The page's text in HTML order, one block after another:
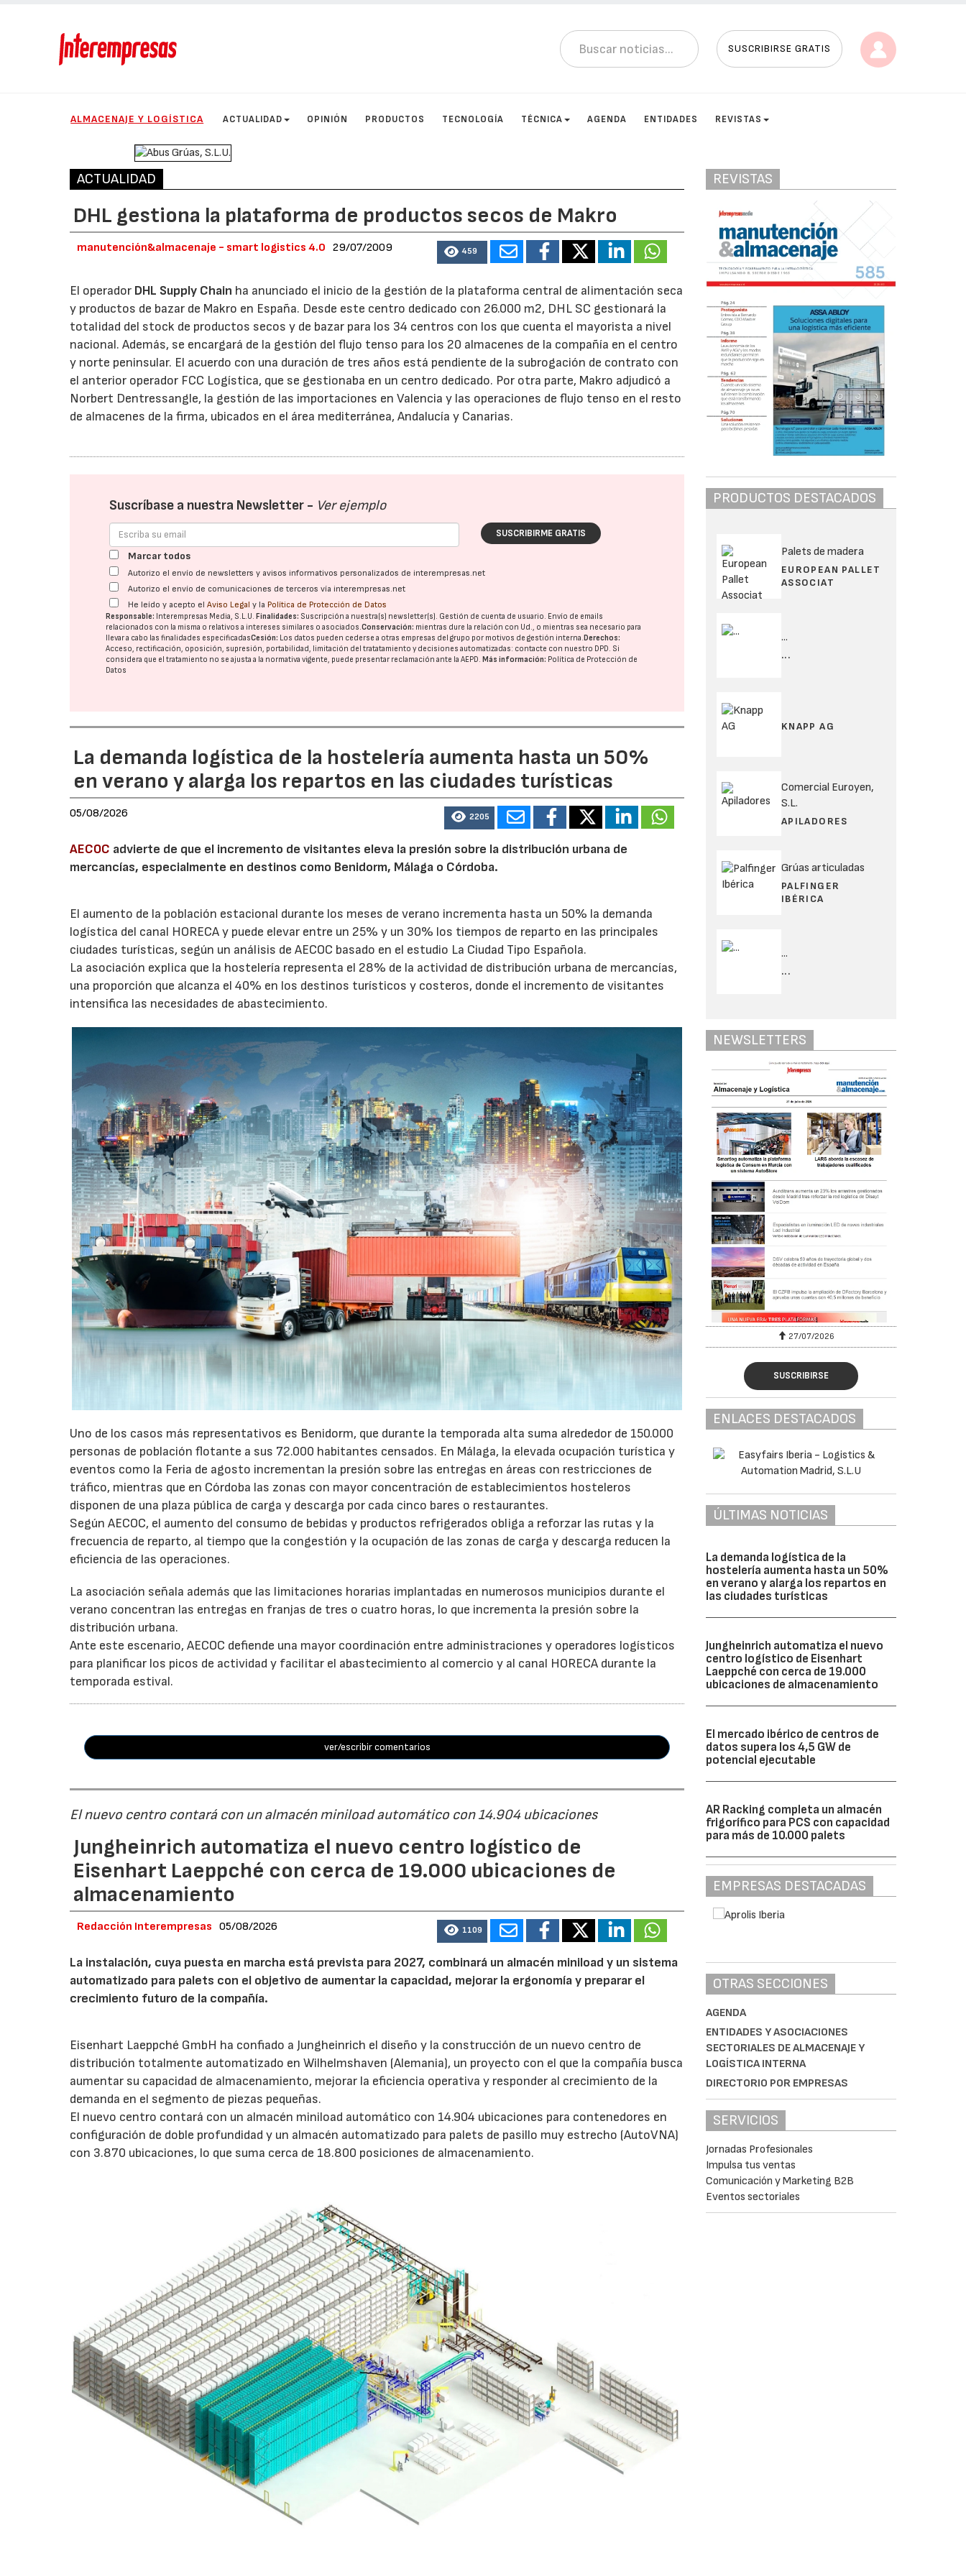
SUSCRIBIRSE GRATIS
ALMACENAJE Y LOGÍSTICA ACTUALIDAD OPINIÓN PRODUCTOS TECNOLOGÍA TÉCNICA AGENDA ENTIDADES REVISTAS
ACTUALIDAD
DHL gestiona la plataforma de productos secos de Makro
manutención&almacenaje - smart logistics 4.0 29/07/2009 459
El operador DHL Supply Chain ha anunciado el inicio de la gestión de la plataforma central de alimentación seca
y productos de bazar de Makro en España. Desde este centro dedicado con 26.000 m2, DHL SC gestionará la
totalidad del stock de productos secos y de bazar para los 34 centros con los que cuenta el mayorista a nivel
nacional. Además, se encargará de la gestión del flujo tenso para los 20 almacenes de la compañía en el centro
y norte peninsular. El acuerdo con una duración de tres años está pendiente de la subrogación de contrato con
el anterior operador FCC Logística, que se gestionaba en un centro dedicado. Por otra parte, Makro adjudicó a
Norbert Dentressangle, la gestión de las importaciones en Valencia y las operaciones de flujo tenso en el resto
de almacenes de la firma, ubicados en el área mediterránea, Andalucía y Canarias.
Suscríbase a nuestra Newsletter - Ver ejemplo
SUSCRIBIRME GRATIS
Marcar todos
Autorizo el envío de newsletters y avisos informativos personalizados de interempresas.net
Autorizo el envío de comunicaciones de terceros vía interempresas.net
He leído y acepto elAviso Legal y la Política de Protección de Datos
Responsable: Interempresas Media, S.L.U.Finalidades: Suscripción a nuestra(s) newsletter(s). Gestión de cuenta de usuario. Envío de emails
relacionados con la misma o relativos a intereses similares o asociados.Conservación: mientras dure la relación con Ud., o mientras sea necesario para
llevar a cabo las finalidades especificadasCesión: Los datos pueden cederse a otras empresas del grupo por motivos de gestión interna.Derechos:
Acceso, rectificación, oposición, supresión, portabilidad, limitación del tratatamiento y decisiones automatizadas: contacte con nuestro DPD. Si
considera que el tratamiento no se ajusta a la normativa vigente, puede presentar reclamación ante laAEPD.Más información: Política de Protección de
Datos
La demanda logística de la hostelería aumenta hasta un 50%
en verano y alarga los repartos en las ciudades turísticas
05/08/2026 2205
AECOC advierte de que el incremento de visitantes eleva la presión sobre la distribución urbana de
mercancías, especialmente en destinos como Benidorm, Málaga o Córdoba.
El aumento de la población estacional durante los meses de verano incrementa hasta un 50% la demanda
logística del canal HORECA y puede elevar entre un 25% y un 30% los tiempos de reparto en las principales
ciudades turísticas, según un análisis de AECOC basado en el estudio La Ciudad Tipo Española.
La asociación explica que la hostelería representa el 28% de la actividad de distribución urbana de mercancías,
una proporción que alcanza el 40% en los destinos turísticos y costeros, donde el incremento de visitantes
intensifica las necesidades de abastecimiento.
Uno de los casos más representativos es Benidorm, que durante la temporada alta suma alrededor de 150.000
personas de población flotante a sus 72.000 habitantes censados. En Málaga, la elevada ocupación turística y
eventos como la Feria de agosto incrementan la presión sobre las entregas en áreas con restricciones de
tráfico, mientras que en Córdoba las zonas con mayor concentración de establecimientos hosteleros
disponen de una plaza pública de carga y descarga por cada cinco bares o restaurantes.
Según AECOC, el aumento del consumo de bebidas y productos refrigerados obliga a reforzar las rutas y la
frecuencia de reparto, al tiempo que la congestión y la ocupación de las zonas de carga y descarga reducen la
eficiencia de las operaciones.
La asociación señala además que las limitaciones horarias implantadas en numerosos municipios durante el
verano concentran las entregas en franjas de tres o cuatro horas, lo que incrementa la presión sobre la
distribución urbana.
Ante este escenario, AECOC defiende una mayor coordinación entre administraciones y operadores logísticos
para planificar los picos de actividad y facilitar el abastecimiento al comercio y al canal HORECA durante la
temporada estival.
ver/escribir comentarios
El nuevo centro contará con un almacén miniload automático con 14.904 ubicaciones
Jungheinrich automatiza el nuevo centro logístico de
Eisenhart Laeppché con cerca de 19.000 ubicaciones de
almacenamiento
Redacción Interempresas 05/08/2026 1109
La instalación, cuya puesta en marcha está prevista para 2027, combinará un almacén miniload y un sistema
automatizado para palets con el objetivo de aumentar la capacidad, mejorar la ergonomía y preparar el
crecimiento futuro de la compañía.
Eisenhart Laeppché GmbH ha confiado a Jungheinrich el diseño y la construcción de un nuevo centro de
distribución totalmente automatizado en Wilhelmshaven (Alemania), un proyecto con el que la compañía busca
aumentar su capacidad de almacenamiento, mejorar la eficiencia operativa y responder al crecimiento de la
demanda en el segmento de piezas pequeñas.
El nuevo centro contará con un almacén miniload automático con 14.904 ubicaciones para contenedores en
configuración de doble profundidad y un almacén automatizado para palets de pasillo muy estrecho (AutoVNA)
con 3.870 ubicaciones, lo que suma cerca de 18.800 posiciones de almacenamiento.
REVISTAS
PRODUCTOS DESTACADOS
Palets de madera
EUROPEAN PALLET
ASSOCIAT
...
...
KNAPP AG
Comercial Euroyen,
S.L.
APILADORES
Grúas articuladas
PALFINGER
IBÉRICA
...
...
NEWSLETTERS
29/07/2026 27/07/2026
SUSCRIBIRSE
ENLACES DESTACADOS
ÚLTIMAS NOTICIAS
La demanda logística de la
hostelería aumenta hasta un 50%
en verano y alarga los repartos en
las ciudades turísticas
Jungheinrich automatiza el nuevo
centro logístico de Eisenhart
Laeppché con cerca de 19.000
ubicaciones de almacenamiento
El mercado ibérico de centros de
datos supera los 4,5 GW de
potencial ejecutable
AR Racking completa un almacén
frigorífico para PCS con capacidad
para más de 10.000 palets
EMPRESAS DESTACADAS
OTRAS SECCIONES
AGENDA
ENTIDADES Y ASOCIACIONES
SECTORIALES DE ALMACENAJE Y
LOGÍSTICA INTERNA
DIRECTORIO POR EMPRESAS
SERVICIOS
Jornadas Profesionales
Impulsa tus ventas
Comunicación y Marketing B2B
Eventos sectoriales